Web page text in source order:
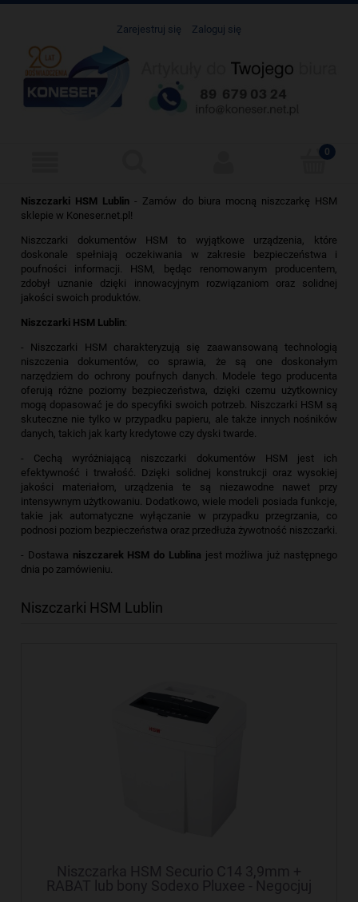
Zarejestruj się Zaloguj się
Niszczarki HSM Lublin - Zamów do biura mocną niszczarkę HSM
sklepie w Koneser.net.pl!
Niszczarki dokumentów HSM to wyjątkowe urządzenia, które
doskonale spełniają oczekiwania w zakresie bezpieczeństwa i
poufności informacji. HSM, będąc renomowanym producentem,
zdobył uznanie dzięki innowacyjnym rozwiązaniom oraz solidnej
jakości swoich produktów.
Niszczarki HSM Lublin:
- Niszczarki HSM charakteryzują się zaawansowaną technologią
niszczenia dokumentów, co sprawia, że są one doskonałym
narzędziem do ochrony poufnych danych. Modele tego producenta
oferują różne poziomy bezpieczeństwa, dzięki czemu użytkownicy
mogą dopasować je do specyfiki swoich potrzeb. Niszczarki HSM są
skuteczne nie tylko w przypadku papieru, ale także innych nośników
danych, takich jak karty kredytowe czy dyski twarde.
- Cechą wyróżniającą niszczarki dokumentów HSM jest ich
efektywność i trwałość. Dzięki solidnej konstrukcji oraz wysokiej
jakości materiałom, urządzenia te są niezawodne nawet przy
intensywnym użytkowaniu. Dodatkowo, wiele modeli posiada funkcje,
takie jak automatyczne wyłączanie w przypadku przegrzania, co
podnosi poziom bezpieczeństwa oraz przedłuża żywotność niszczarki.
- Dostawa niszczarek HSM do Lublina jest możliwa już następnego
dnia po zamówieniu.
Niszczarki HSM Lublin
Niszczarka HSM Securio C14 3,9mm +
RABAT lub bony Sodexo Pluxee - Negocjuj